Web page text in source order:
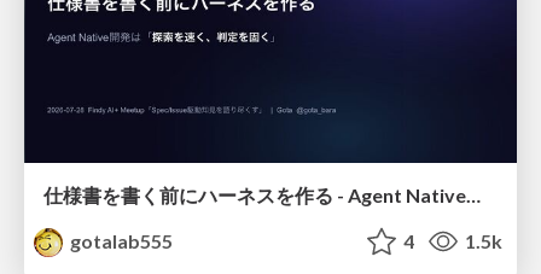
仕様書を書く前にハーネスを作る - Agent Native開発は「探索を速く、判定を固く」
gotalab555
4 1.5k